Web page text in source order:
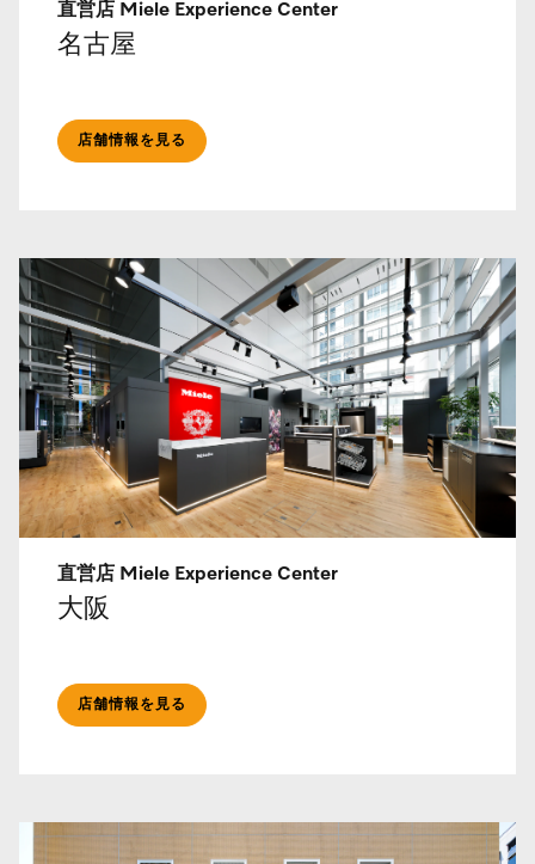
直営店 Miele Experience Center
名古屋
店舗情報を見る
直営店 Miele Experience Center
大阪
店舗情報を見る